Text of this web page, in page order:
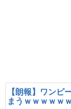
【朗報】ワンピ
まうｗｗｗｗｗｗ